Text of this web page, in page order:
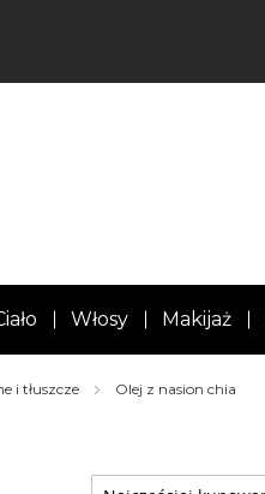
Włosy Makijaż
i tłuszcze Olej z nasion chia